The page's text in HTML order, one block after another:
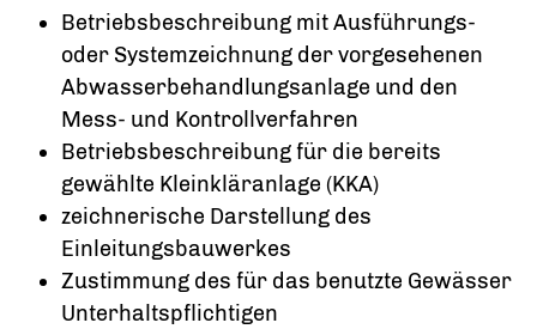
Betriebsbeschreibung mit Ausführungs-
oder Systemzeichnung der vorgesehenen
Abwasserbehandlungsanlage und den
Mess- und Kontrollverfahren
Betriebsbeschreibung für die bereits
gewählte Kleinkläranlage (KKA)
zeichnerische Darstellung des
Einleitungsbauwerkes
Zustimmung des für das benutzte Gewässer
Unterhaltspflichtigen